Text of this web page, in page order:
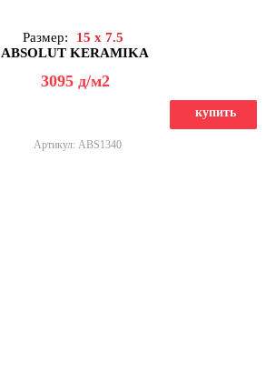
Размер:
15 x 7.5
ABSOLUT KERAMIKA
3095 д/м2
купить
Артикул: ABS1340